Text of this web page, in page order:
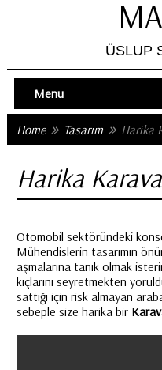
ÜSLUP
Menu
Home Tasarım Harika
Harika
Otomobil sektöründeki
Mühendislerin tasarımın
aşmalarına tanık olmak
kıçlarını seyretmekten
sattığı için risk almayan
sebeple size harika bir